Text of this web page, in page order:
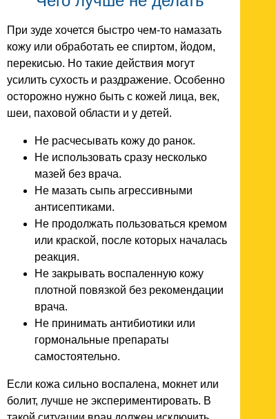
При зуде хочется быстро чем-то намазать
кожу или обработать ее спиртом, йодом,
перекисью. Но такие действия могут
усилить сухость и раздражение. Особенно
осторожно нужно быть с кожей лица, век,
шеи, паховой области и у детей.
Не расчесывать кожу до ранок.
Не использовать сразу несколько
мазей без врача.
Не мазать сыпь агрессивными
антисептиками.
Не продолжать пользоваться кремом
или краской, после которых началась
реакция.
Не закрывать воспаленную кожу
плотной повязкой без рекомендации
врача.
Не принимать антибиотики или
гормональные препараты
самостоятельно.
Если кожа сильно воспалена, мокнет или
болит, лучше не экспериментировать. В